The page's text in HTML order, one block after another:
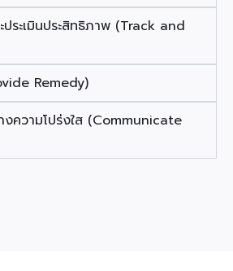
ระเมินประสิทธิภาพ (Track and
Remedy)
งความโปร่งใส (Communicate